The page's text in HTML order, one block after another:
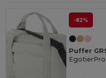
-82%
EgotierPro